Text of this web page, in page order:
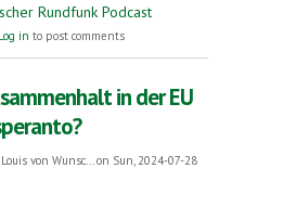
Rundfunk Podcast
Volapük: Die Sprache, die Menschen
Log in to post comments
in der EU
Louis von Wunsc...on Sun, 2024-07-28